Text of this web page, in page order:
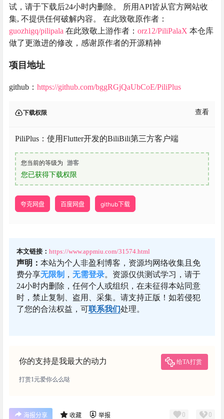
试，请于下载后24小时内删除。 所用API皆从官方网站收
集, 不提供任何破解内容。 在此致敬原作者：
guozhigq/pilipala 在此致敬上游作者： orz12/PiliPalaX 本仓库
做了更激进的修改，感谢原作者的开源精神
项目地址
github： https://github.com/bggRGjQaUbCoE/PiliPlus
下载权限 查看
PiliPlus：使用Flutter开发的BiliBili第三方客户端
您当前的等级为 游客
您已获得下载权限
夸克网盘 百度网盘 github下载
本文链接： https://www.appmiu.com/31574.html
声明： 本站为个人非盈利博客，资源均网络收集且免
费分享无限制 ， 无需登录。资源仅供测试学习，请于
24小时内删除，任何个人或组织，在未征得本站同意
时，禁止复制、盗用、采集。请支持正版！如若侵犯
了您的合法权益，可联系我们处理。
你的支持是我最大的动力 给TA打赏
打赏1元爱你么么哒
海报分享 收藏 举报 0 0